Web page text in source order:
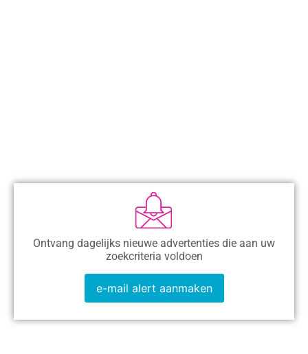
Ontvang dagelijks nieuwe advertenties die aan uw
zoekcriteria voldoen
e-mail alert aanmaken